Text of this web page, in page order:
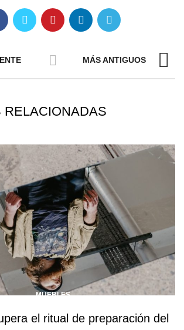
MÁS ANTIGUOS
RELACIONADAS
MUEBLES
el ritual de preparación del